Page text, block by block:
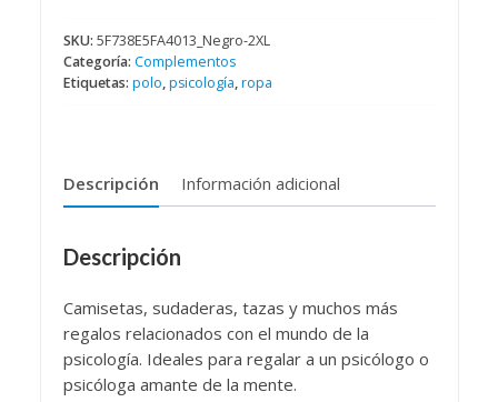
Logo
Psicopico[:en]Camisetas
y
bordado
Psicopico[:]
SKU: 5F738E5FA4013_Negro-2XL
Categoría: Complementos
Etiquetas: polo,psicología,ropa
Descripción Información adicional
Descripción
Camisetas, sudaderas, tazas y muchos más
regalos relacionados con el mundo de la
psicología. Ideales para regalar a un psicólogo o
psicóloga amante de la mente.